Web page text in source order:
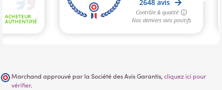
Marchand approuvé par la Société des Avis Garantis, cliquez ici pour
vérifier.